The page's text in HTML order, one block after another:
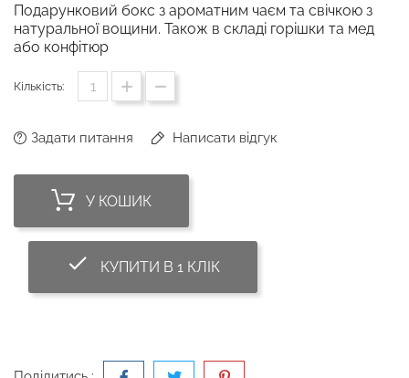
Подарунковий бокс з ароматним чаєм та свічкою з
натуральної вощини. Також в складі горішки та мед
або конфітюр
Кількість:
Задати питання Написати відгук
У КОШИК
done_outline
КУПИТИ В 1 КЛІК